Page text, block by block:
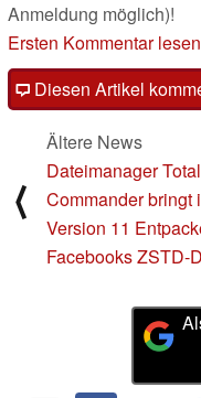
Anmeldung möglich)!
Ersten Kommentar lesen
Diesen Artikel
⟨
Ältere News
Dateimanager Total
Commander bringt
Version 11
Facebooks ZSTD-